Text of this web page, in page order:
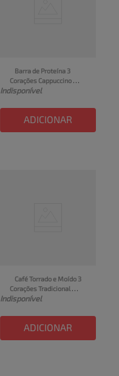
Barra de Proteína 3
Corações Cappuccino
Caramelo Salgado 50g
Indisponível
ADICIONAR
Café Torrado e Moído 3
Corações Tradicional
250g
Indisponível
ADICIONAR